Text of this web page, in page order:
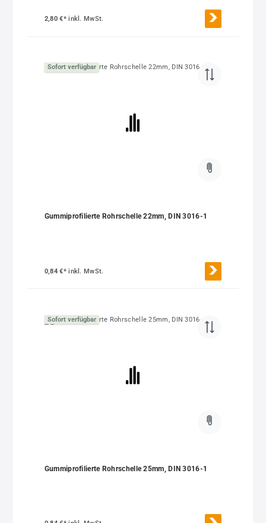
2,80 €*inkl. MwSt.
Sofort verfügbar
Gummiprofilierte Rohrschelle 22mm, DIN 3016-1
0,84 €*inkl. MwSt.
Sofort verfügbar
Gummiprofilierte Rohrschelle 25mm, DIN 3016-1